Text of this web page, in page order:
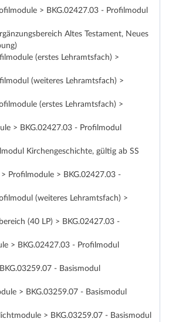
> BKG.02427.03 - Profilmodul
Altes Testament, Neues
(erstes Lehramtsfach) >
(weiteres Lehramtsfach) >
(erstes Lehramtsfach) >
> BKG.02427.03 - Profilmodul
Kirchengeschichte, gültig ab SS
Profilmodule > BKG.02427.03 -
(weiteres Lehramtsfach) >
(40 LP) > BKG.02427.03 -
> BKG.02427.03 - Profilmodul
- Basismodul
> BKG.03259.07 - Basismodul
> BKG.03259.07 - Basismodul